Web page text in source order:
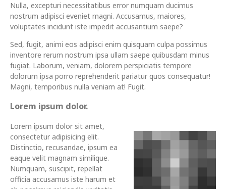
Nulla, excepturi necessitatibus error numquam ducimus
nostrum adipisci eveniet magni. Accusamus, maiores,
voluptates incidunt iste impedit accusantium saepe?
Sed, fugit, animi eos adipisci enim quisquam culpa possimus
inventore rerum nostrum ipsa ullam saepe quibusdam minus
fugiat. Laborum, veniam, dolorem perspiciatis tempore
dolorum ipsa porro reprehenderit pariatur quos consequatur!
Magni, temporibus nulla veniam at! Fugit.
Lorem ipsum dolor.
Lorem ipsum dolor sit amet,
consectetur adipisicing elit.
Distinctio, recusandae, ipsum ea
eaque velit magnam similique.
Numquam, suscipit, repellat
officia accusamus iste harum et